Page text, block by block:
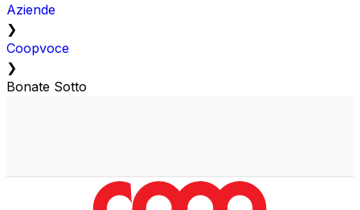
Aziende
❯
Coopvoce
❯
Bonate Sotto